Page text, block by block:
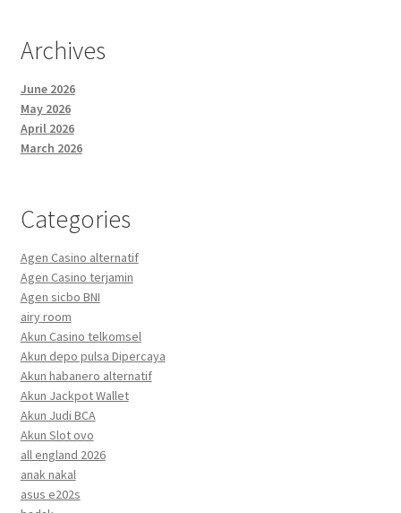
Archives
June 2026
May 2026
April 2026
March 2026
Categories
Agen Casino alternatif
Agen Casino terjamin
Agen sicbo BNI
airy room
Akun Casino telkomsel
Akun depo pulsa Dipercaya
Akun habanero alternatif
Akun Jackpot Wallet
Akun Judi BCA
Akun Slot ovo
all england 2026
anak nakal
asus e202s